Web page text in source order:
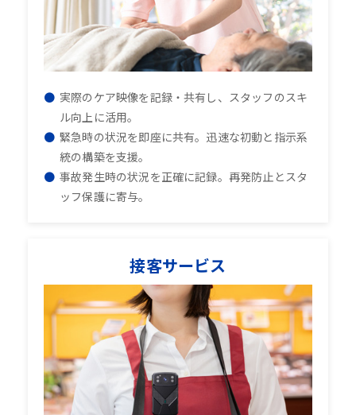
実際のケア映像を記録・共有し、スタッフのスキ
ル向上に活用。
緊急時の状況を即座に共有。迅速な初動と指示系
統の構築を支援。
事故発生時の状況を正確に記録。再発防止とスタ
ッフ保護に寄与。
接客サービス